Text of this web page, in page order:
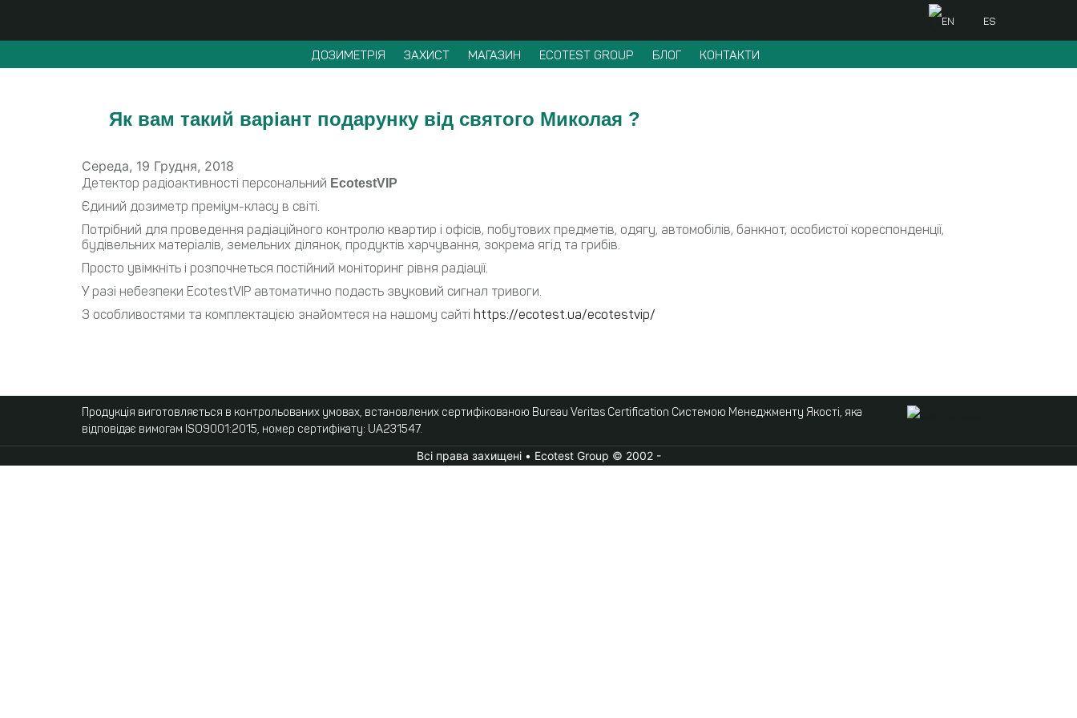
EN ES
ДОЗИМЕТРІЯ ЗАХИСТ МАГАЗИН ECOTEST GROUP БЛОГ КОНТАКТИ
Як вам такий варіант подарунку від святого Миколая ?
Середа, 19 Грудня, 2018
Детектор радіоактивності персональний EcotestVIP
Єдиний дозиметр преміум-класу в світі.
Потрібний для проведення радіаційного контролю квартир і офісів, побутових предметів, одягу, автомобілів, банкнот, особистої кореспонденції,
будівельних матеріалів, земельних ділянок, продуктів харчування, зокрема ягід та грибів.
Просто увімкніть і розпочнеться постійний моніторинг рівня радіації.
У разі небезпеки EcotestVIP автоматично подасть звуковий сигнал тривоги.
З особливостями та комплектацією знайомтеся на нашому сайті https://ecotest.ua/ecotestvip/
Продукція виготовляється в контрольованих умовах, встановлених сертифікованою Bureau Veritas Certification Системою Менеджменту Якості, яка
відповідає вимогам ISO9001:2015, номер сертифікату: UA231547.
Всі права захищені • Ecotest Group © 2002 -